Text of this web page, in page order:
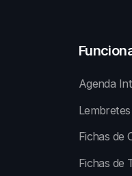
Agenda
Fichas de
Fichas de